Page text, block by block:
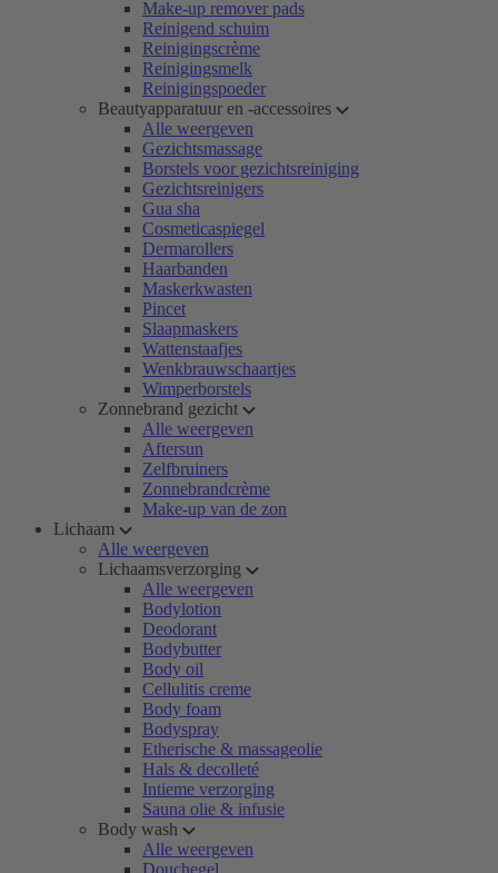
Make-up remover pads
Reinigend schuim
Reinigingscrème
Reinigingsmelk
Reinigingspoeder
Beautyapparatuur en -accessoires
Alle weergeven
Gezichtsmassage
Borstels voor gezichtsreiniging
Gezichtsreinigers
Gua sha
Cosmeticaspiegel
Dermarollers
Haarbanden
Maskerkwasten
Pincet
Slaapmaskers
Wattenstaafjes
Wenkbrauwschaartjes
Wimperborstels
Zonnebrand gezicht
Alle weergeven
Aftersun
Zelfbruiners
Zonnebrandcrème
Make-up van de zon
Lichaam
Alle weergeven
Lichaamsverzorging
Alle weergeven
Bodylotion
Deodorant
Bodybutter
Body oil
Cellulitis creme
Body foam
Bodyspray
Etherische & massageolie
Hals & decolleté
Intieme verzorging
Sauna olie & infusie
Body wash
Alle weergeven
Douchegel